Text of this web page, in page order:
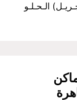
الـحـلـو